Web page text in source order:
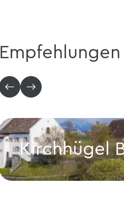
Empfehlungen
Kirchhügel
Kirchhügel Bendern